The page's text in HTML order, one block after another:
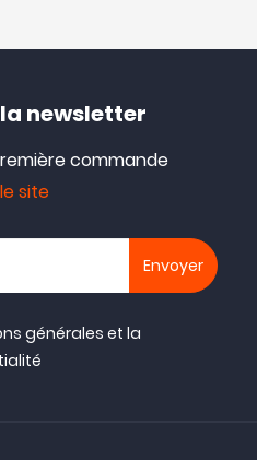
newsletter
commande
site
générales et la